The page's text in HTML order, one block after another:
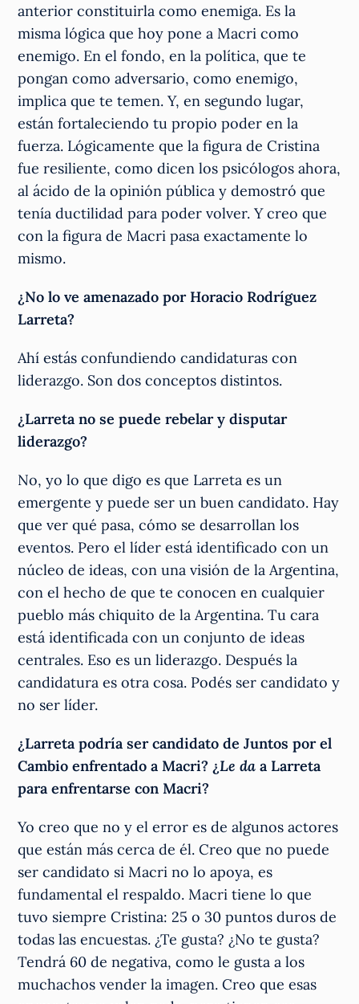
anterior constituirla como enemiga. Es la
misma lógica que hoy pone a Macri como
enemigo. En el fondo, en la política, que te
pongan como adversario, como enemigo,
implica que te temen. Y, en segundo lugar,
están fortaleciendo tu propio poder en la
fuerza. Lógicamente que la figura de Cristina
fue resiliente, como dicen los psicólogos ahora,
al ácido de la opinión pública y demostró que
tenía ductilidad para poder volver. Y creo que
con la figura de Macri pasa exactamente lo
mismo.
¿No lo ve amenazado por Horacio Rodríguez
Larreta?
Ahí estás confundiendo candidaturas con
liderazgo. Son dos conceptos distintos.
¿Larreta no se puede rebelar y disputar
liderazgo?
No, yo lo que digo es que Larreta es un
emergente y puede ser un buen candidato. Hay
que ver qué pasa, cómo se desarrollan los
eventos. Pero el líder está identificado con un
núcleo de ideas, con una visión de la Argentina,
con el hecho de que te conocen en cualquier
pueblo más chiquito de la Argentina. Tu cara
está identificada con un conjunto de ideas
centrales. Eso es un liderazgo. Después la
candidatura es otra cosa. Podés ser candidato y
no ser líder.
¿Larreta podría ser candidato de Juntos por el
Cambio enfrentado a Macri? ¿Le da a Larreta
para enfrentarse con Macri?
Yo creo que no y el error es de algunos actores
que están más cerca de él. Creo que no puede
ser candidato si Macri no lo apoya, es
fundamental el respaldo. Macri tiene lo que
tuvo siempre Cristina: 25 o 30 puntos duros de
todas las encuestas. ¿Te gusta? ¿No te gusta?
Tendrá 60 de negativa, como le gusta a los
muchachos vender la imagen. Creo que esas